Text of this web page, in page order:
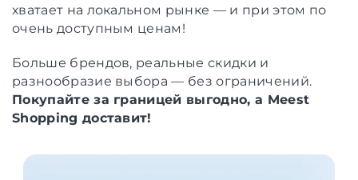
хватает на локальном рынке — и при этом по
очень доступным ценам!
Больше брендов, реальные скидки и
разнообразие выбора — без ограничений.
Покупайте за границей выгодно, а Meest
Shopping доставит!